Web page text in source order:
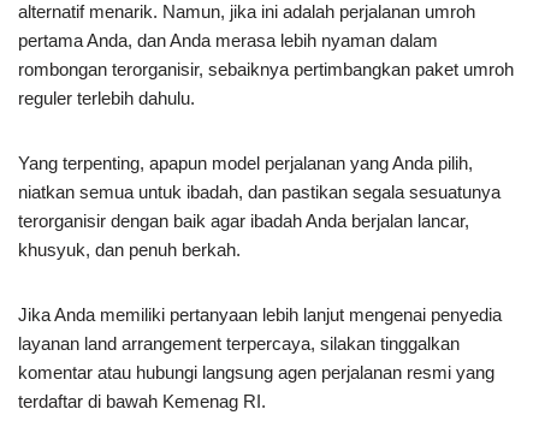
alternatif menarik. Namun, jika ini adalah perjalanan umroh
pertama Anda, dan Anda merasa lebih nyaman dalam
rombongan terorganisir, sebaiknya pertimbangkan paket umroh
reguler terlebih dahulu.
Yang terpenting, apapun model perjalanan yang Anda pilih,
niatkan semua untuk ibadah, dan pastikan segala sesuatunya
terorganisir dengan baik agar ibadah Anda berjalan lancar,
khusyuk, dan penuh berkah.
Jika Anda memiliki pertanyaan lebih lanjut mengenai penyedia
layanan land arrangement terpercaya, silakan tinggalkan
komentar atau hubungi langsung agen perjalanan resmi yang
terdaftar di bawah Kemenag RI.